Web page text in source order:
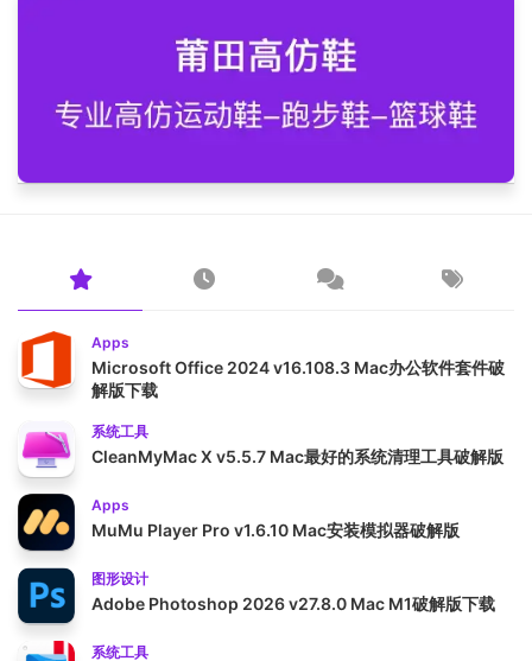
Apps
Microsoft Office 2024 v16.108.3 Mac办公软件套件破
解版下载
系统工具
CleanMyMac X v5.5.7 Mac最好的系统清理工具破解版
Apps
MuMu Player Pro v1.6.10 Mac安装模拟器破解版
图形设计
Adobe Photoshop 2026 v27.8.0 Mac M1破解版下载
系统工具